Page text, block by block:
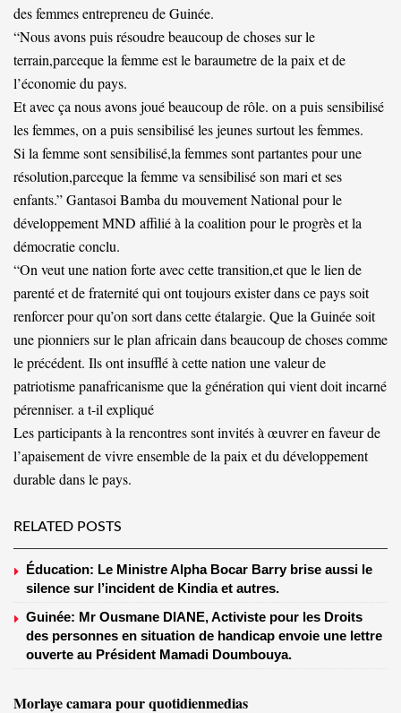
des femmes entrepreneu de Guinée.
“Nous avons puis résoudre beaucoup de choses sur le
terrain,parceque la femme est le baraumetre de la paix et de
l’économie du pays.
Et avec ça nous avons joué beaucoup de rôle. on a puis sensibilisé
les femmes, on a puis sensibilisé les jeunes surtout les femmes.
Si la femme sont sensibilisé,la femmes sont partantes pour une
résolution,parceque la femme va sensibilisé son mari et ses
enfants.” Gantasoi Bamba du mouvement National pour le
développement MND affilié à la coalition pour le progrès et la
démocratie conclu.
“On veut une nation forte avec cette transition,et que le lien de
parenté et de fraternité qui ont toujours exister dans ce pays soit
renforcer pour qu’on sort dans cette étalargie. Que la Guinée soit
une pionniers sur le plan africain dans beaucoup de choses comme
le précédent. Ils ont insufflé à cette nation une valeur de
patriotisme panafricanisme que la génération qui vient doit incarné
pérenniser. a t-il expliqué
Les participants à la rencontres sont invités à œuvrer en faveur de
l’apaisement de vivre ensemble de la paix et du développement
durable dans le pays.
RELATED POSTS
Éducation: Le Ministre Alpha Bocar Barry brise aussi le
silence sur l’incident de Kindia et autres.
Guinée: Mr Ousmane DIANE, Activiste pour les Droits
des personnes en situation de handicap envoie une lettre
ouverte au Président Mamadi Doumbouya.
Morlaye camara pour quotidienmedias